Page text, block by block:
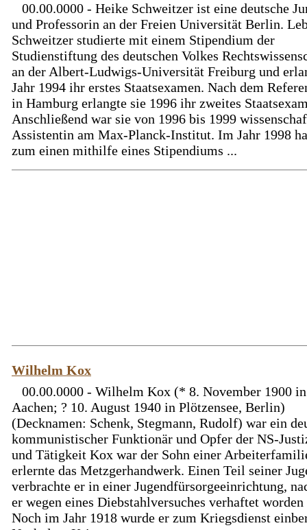
00.00.0000 - Heike Schweitzer ist eine deutsche
und Professorin an der Freien Universität Berlin.
Schweitzer studierte mit einem Stipendium der
Studienstiftung des deutschen Volkes
an der Albert-Ludwigs-Universität Freiburg und
Jahr 1994 ihr erstes Staatsexamen. Nach dem
in Hamburg erlangte sie 1996 ihr zweites
Anschließend war sie von 1996 bis 1999
Assistentin am Max-Planck-Institut. Im Jahr 1998
zum einen mithilfe eines Stipendiums ...
Wilhelm Kox
00.00.0000 - Wilhelm Kox (* 8. November 1900 in
Aachen; ? 10. August 1940 in Plötzensee, Berlin)
(Decknamen: Schenk, Stegmann, Rudolf) war ein
kommunistischer Funktionär und Opfer der NS-
und Tätigkeit Kox war der Sohn einer
erlernte das Metzgerhandwerk. Einen Teil seiner
verbrachte er in einer Jugendfürsorgeeinrichtung,
er wegen eines Diebstahlversuches verhaftet worden
Noch im Jahr 1918 wurde er zum Kriegsdienst